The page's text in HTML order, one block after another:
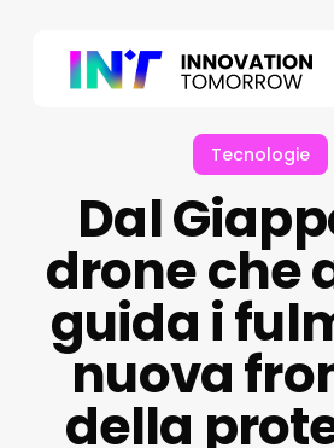
Tecnologie
Dal
drone che
guida i
nuova
della